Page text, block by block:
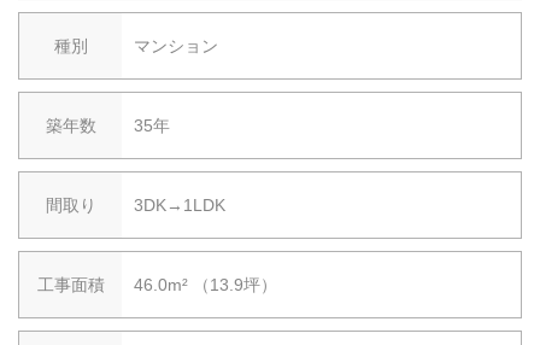
種別 マンション
築年数 35年
間取り 3DK→1LDK
工事面積 46.0m² （13.9坪）